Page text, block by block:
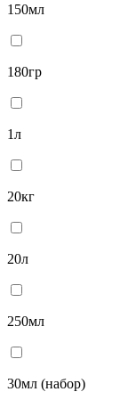
150мл
180гр
1л
20кг
20л
250мл
30мл (набор)